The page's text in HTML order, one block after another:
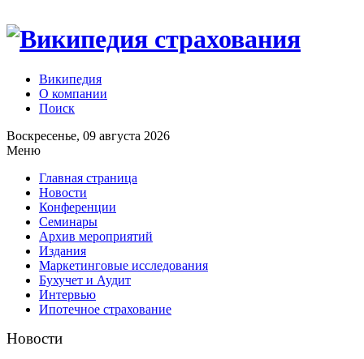
Википедия
О компании
Поиск
Воскресенье, 09 августа 2026
Меню
Главная страница
Новости
Конференции
Семинары
Архив мероприятий
Издания
Маркетинговые исследования
Бухучет и Аудит
Интервью
Ипотечное страхование
Новости